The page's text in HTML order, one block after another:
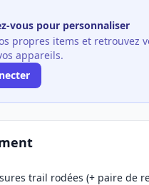
vous pour personnaliser
propres items et retrouvez
appareils.
trail rodées (+ paire de